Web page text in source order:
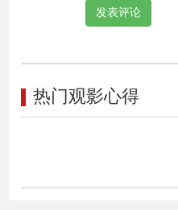
热门观影心得